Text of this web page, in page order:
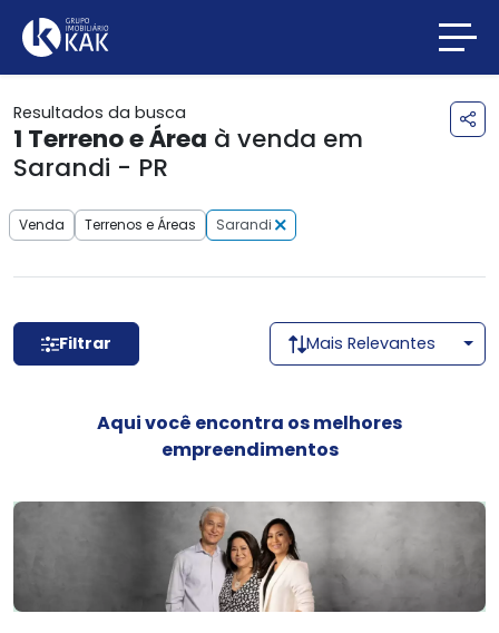
Resultados da busca
1 Terreno e Área à venda em
Sarandi - PR
Venda Terrenos e Áreas Sarandi
Filtrar Mais Relevantes
Aqui você encontra os melhores
empreendimentos